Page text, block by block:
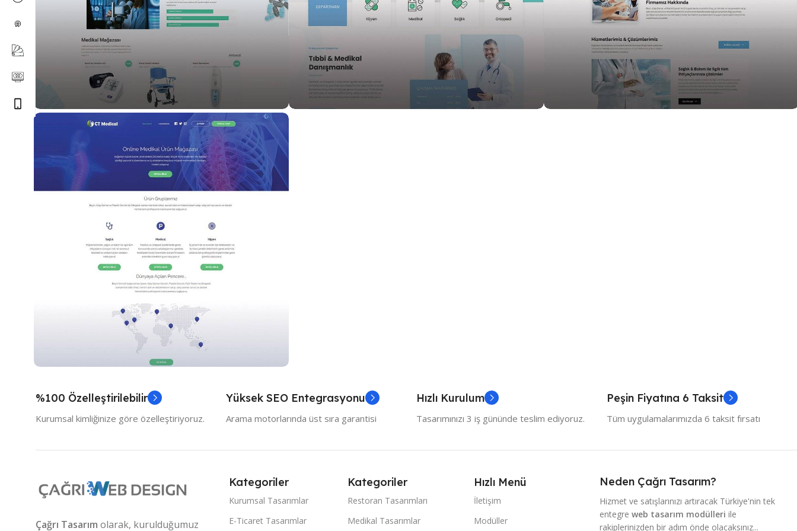
Medikal Shop Web Tasarımı
%100 Özelleştirilebilir
Kurumsal kimliğinize göre özelleştiriyoruz.
Yüksek SEO Entegrasyonu
Arama motorlarında üst sıra garantisi
Hızlı Kurulum
Tasarımınızı 3 iş gününde teslim ediyoruz.
Peşin Fiyatına 6 Taksit
Tüm uygulamalarımızda 6 taksit fırsatı
Çağrı Tasarım olarak, kurulduğumuz
Kategoriler
Kurumsal Tasarımlar
E-Ticaret Tasarımlar
Kategoriler
Restoran Tasarımları
Medikal Tasarımlar
Hızlı Menü
İletişim
Modüller
Neden Çağrı Tasarım?
Hizmet ve satışlarınızı artıracak Türkiye'nin tek
entegre web tasarım modülleri ile
rakiplerinizden bir adım önde olacaksınız...